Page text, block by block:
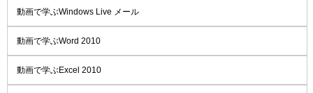
動画で学ぶWindows Live メール
動画で学ぶWord 2010
動画で学ぶExcel 2010